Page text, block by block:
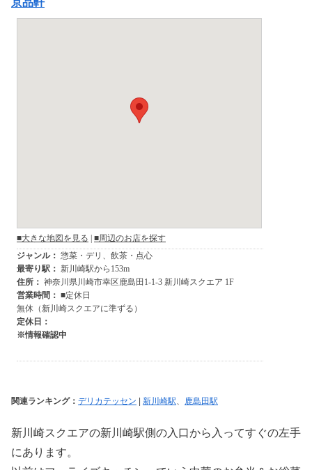
京品軒
関連ランキング： デリカテッセン | 新川崎駅 鹿島田駅
新川崎スクエアの新川崎駅側の入口から入ってすぐの左手
にあります。